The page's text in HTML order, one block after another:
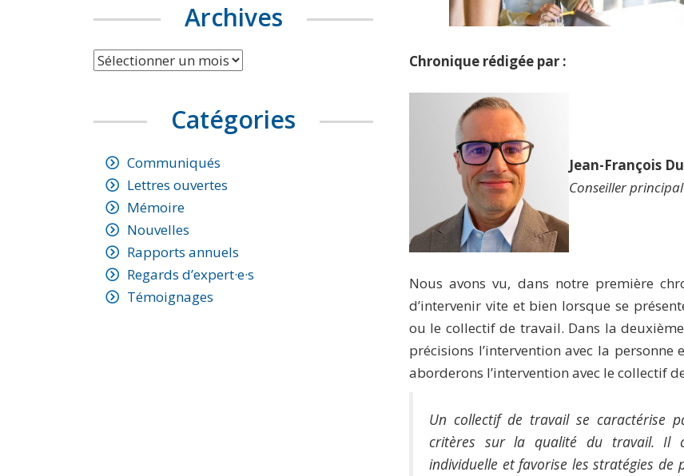
Chronique rédigée par :
Jean-François
Conseiller
Nous avons vu, dans notre première
d’intervenir vite et bien lorsque se
ou le collectif de travail. Dans la
précisions l’intervention avec la
aborderons l’intervention avec le collectif
Un collectif de travail se caractérise
critères sur la qualité du travail. Il
individuelle et favorise les stratégies
Archives
Archives
Catégories
Communiqués
Lettres ouvertes
Mémoire
Nouvelles
Rapports annuels
Regards d’expert·e·s
Témoignages